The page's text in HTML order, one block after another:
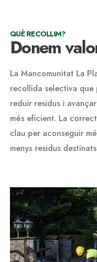
QUÈ RECOLLIM?
Donem
La Mancomunitat La
recollida selectiva que
reduir residus i
més eficient. La
clau per aconseguir
menys residus